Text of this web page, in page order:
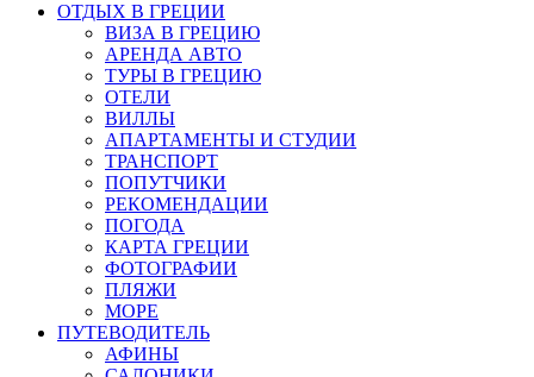
ОТДЫХ В ГРЕЦИИ
ВИЗА В ГРЕЦИЮ
АРЕНДА АВТО
ТУРЫ В ГРЕЦИЮ
ОТЕЛИ
ВИЛЛЫ
АПАРТАМЕНТЫ И СТУДИИ
ТРАНСПОРТ
ПОПУТЧИКИ
РЕКОМЕНДАЦИИ
ПОГОДА
КАРТА ГРЕЦИИ
ФОТОГРАФИИ
ПЛЯЖИ
МОРЕ
ПУТЕВОДИТЕЛЬ
АФИНЫ